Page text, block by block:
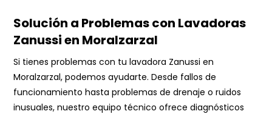
Solución a Problemas con Lavadoras
Zanussi en Moralzarzal
Si tienes problemas con tu lavadora Zanussi en
Moralzarzal, podemos ayudarte. Desde fallos de
funcionamiento hasta problemas de drenaje o ruidos
inusuales, nuestro equipo técnico ofrece diagnósticos